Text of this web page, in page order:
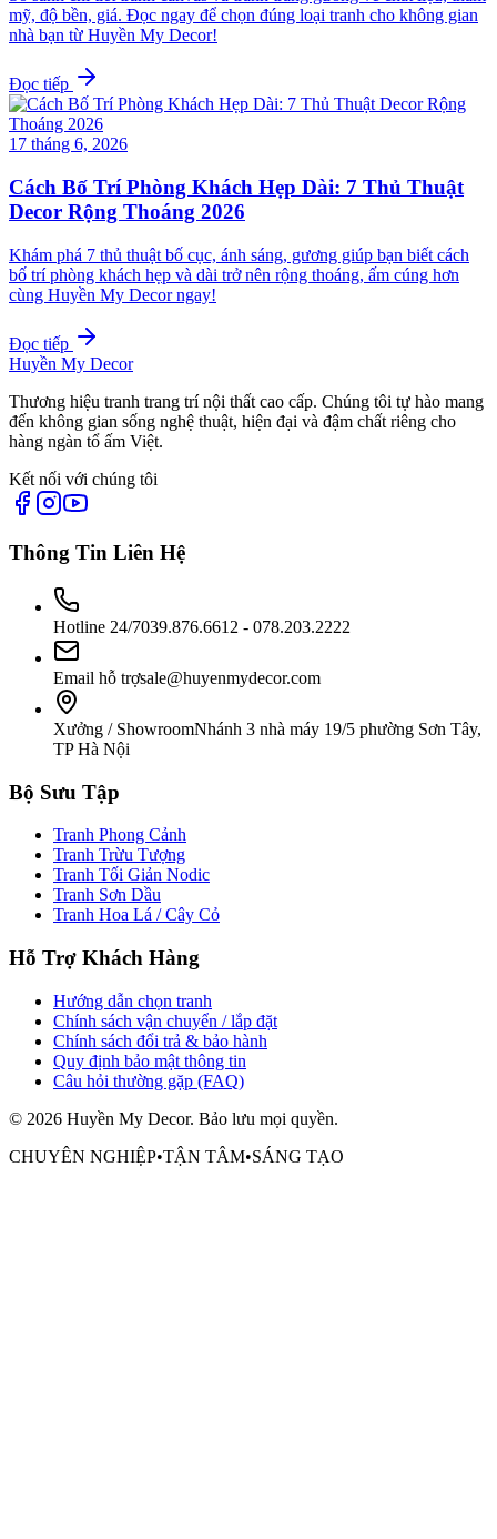
mỹ, độ bền, giá. Đọc ngay để chọn đúng loại tranh cho không gian
nhà bạn từ Huyền My Decor!
Đọc tiếp
17 tháng 6, 2026
Cách Bố Trí Phòng Khách Hẹp Dài: 7 Thủ Thuật
Decor Rộng Thoáng 2026
Khám phá 7 thủ thuật bố cục, ánh sáng, gương giúp bạn biết cách
bố trí phòng khách hẹp và dài trở nên rộng thoáng, ấm cúng hơn
cùng Huyền My Decor ngay!
Đọc tiếp
Huyền My Decor
Thương hiệu tranh trang trí nội thất cao cấp. Chúng tôi tự hào mang
đến không gian sống nghệ thuật, hiện đại và đậm chất riêng cho
hàng ngàn tổ ấm Việt.
Kết nối với chúng tôi
Thông Tin Liên Hệ
Hotline 24/7039.876.6612 - 078.203.2222
Email hỗ trợsale@huyenmydecor.com
Xưởng / ShowroomNhánh 3 nhà máy 19/5 phường Sơn Tây,
TP Hà Nội
Bộ Sưu Tập
Tranh Phong Cảnh
Tranh Trừu Tượng
Tranh Tối Giản Nodic
Tranh Sơn Dầu
Tranh Hoa Lá / Cây Cỏ
Hỗ Trợ Khách Hàng
Hướng dẫn chọn tranh
Chính sách vận chuyển / lắp đặt
Chính sách đổi trả & bảo hành
Quy định bảo mật thông tin
Câu hỏi thường gặp (FAQ)
© 2026 Huyền My Decor. Bảo lưu mọi quyền.
CHUYÊN NGHIỆP•TẬN TÂM•SÁNG TẠO